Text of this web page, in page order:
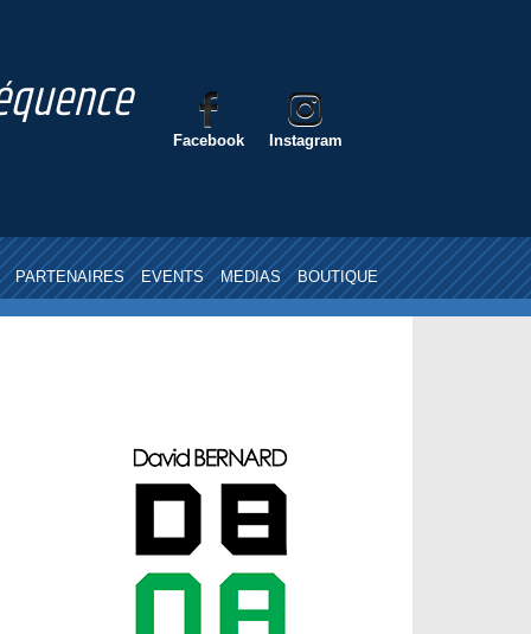
Facebook Instagram
PARTENAIRES EVENTS MEDIAS BOUTIQUE